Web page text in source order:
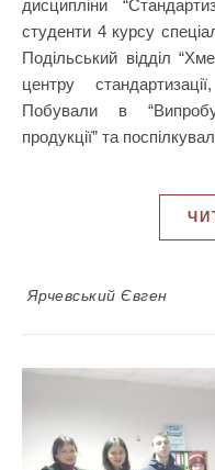
дисципліни
студенти 4 курсу
Подільський відділ
центру
Побували в
продукції” та
Ярчевський Євген